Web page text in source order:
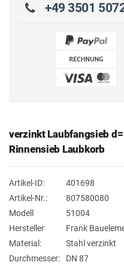
+49 3501
verzinkt Laubfangsieb
Rinnensieb Laubkorb
Artikel-ID:
401698
Artikel-Nr.:
807580080
Modell
51004
Hersteller
Frank
Material:
Stahl verzinkt
Durchmesser:
DN 87